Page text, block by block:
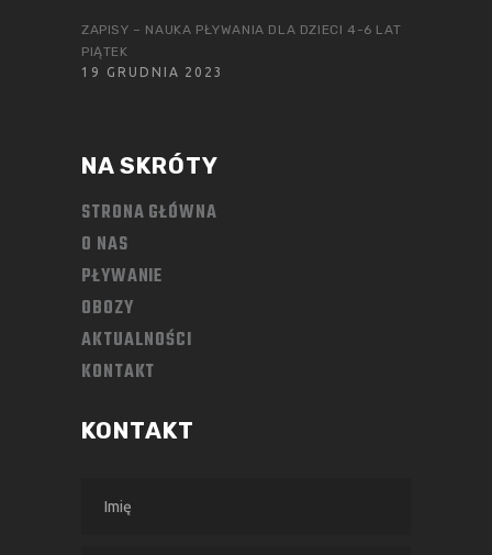
ZAPISY – NAUKA PŁYWANIA DLA DZIECI 4-6 LAT
PIĄTEK
19 GRUDNIA 2023
NA SKRÓTY
STRONA GŁÓWNA
O NAS
PŁYWANIE
OBOZY
AKTUALNOŚCI
KONTAKT
KONTAKT